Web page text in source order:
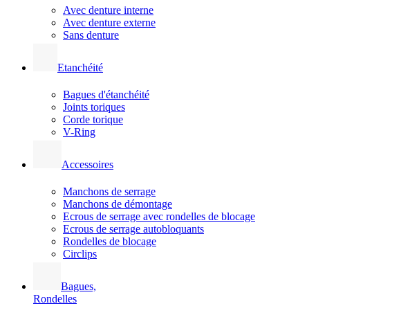
Avec denture interne
Avec denture externe
Sans denture
Etanchéité
Bagues d'étanchéité
Joints toriques
Corde torique
V-Ring
Accessoires
Manchons de serrage
Manchons de démontage
Ecrous de serrage avec rondelles de blocage
Ecrous de serrage autobloquants
Rondelles de blocage
Circlips
Bagues,
Rondelles